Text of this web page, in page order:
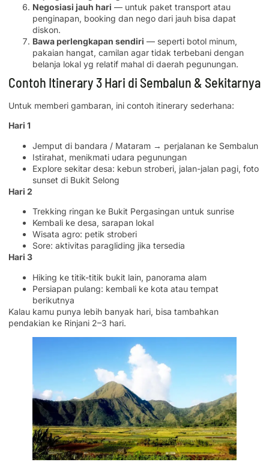
Negosiasi jauh hari — untuk paket transport atau
penginapan, booking dan nego dari jauh bisa dapat
diskon.
Bawa perlengkapan sendiri — seperti botol minum,
pakaian hangat, camilan agar tidak terbebani dengan
belanja lokal yg relatif mahal di daerah pegunungan.
Contoh Itinerary 3 Hari di Sembalun & Sekitarnya
Untuk memberi gambaran, ini contoh itinerary sederhana:
Hari 1
Jemput di bandara / Mataram → perjalanan ke Sembalun
Istirahat, menikmati udara pegunungan
Explore sekitar desa: kebun stroberi, jalan-jalan pagi, foto
sunset di Bukit Selong
Hari 2
Trekking ringan ke Bukit Pergasingan untuk sunrise
Kembali ke desa, sarapan lokal
Wisata agro: petik stroberi
Sore: aktivitas paragliding jika tersedia
Hari 3
Hiking ke titik-titik bukit lain, panorama alam
Persiapan pulang: kembali ke kota atau tempat
berikutnya
Kalau kamu punya lebih banyak hari, bisa tambahkan
pendakian ke Rinjani 2–3 hari.